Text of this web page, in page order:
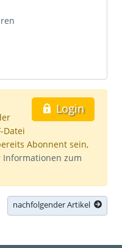
Login
Datei
Abonnent sein,
Informationen zum
nachfolgender Artikel